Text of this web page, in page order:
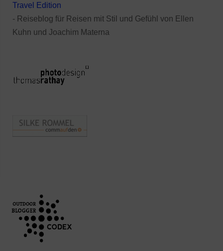
Travel Edition
- Reiseblog für Reisen mit Stil und Gefühl von Ellen
Kuhn und Joachim Materna